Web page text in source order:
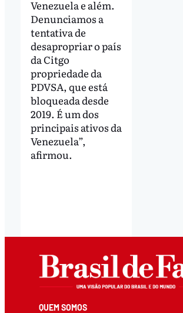
Venezuela e além.
Denunciamos a
tentativa de
desapropriar o país
da Citgo
propriedade da
PDVSA, que está
bloqueada desde
2019. É um dos
principais ativos da
Venezuela”,
afirmou.
QUEM SOMOS